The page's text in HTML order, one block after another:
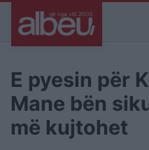
E pyesin për
Mane bën
më kujtohet